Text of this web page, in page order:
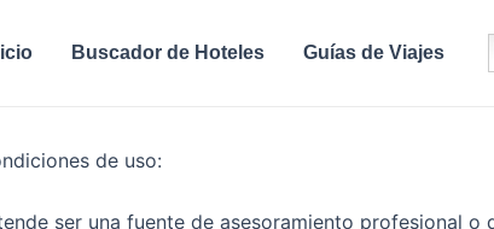
Buscador de Hoteles Guías de Viajes
de uso:
ser una fuente de asesoramiento profesional o